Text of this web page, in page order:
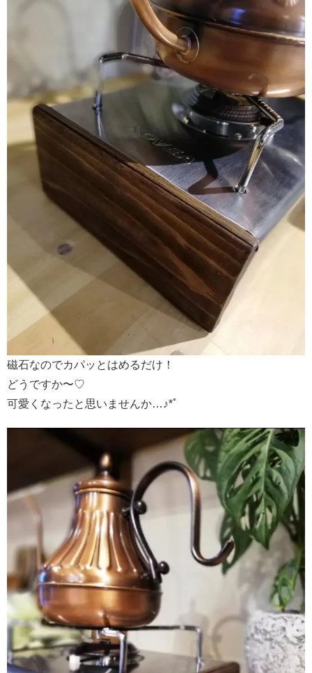
磁石なのでカパッとはめるだけ！
どうですか〜♡
可愛くなったと思いませんか…♪*ﾟ